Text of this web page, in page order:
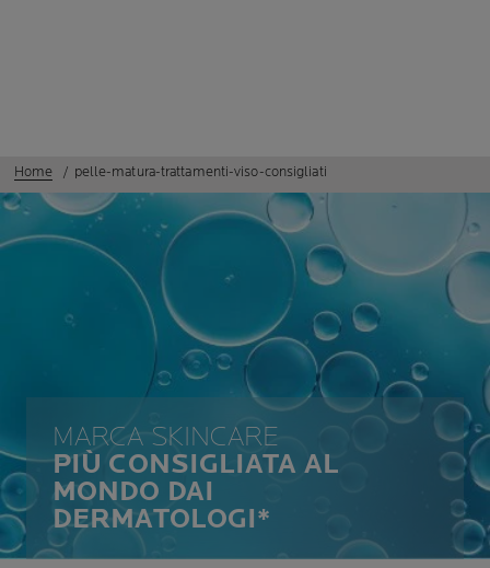
Home pelle-matura-trattamenti-viso-consigliati
MARCA SKINCARE
PIÙ CONSIGLIATA AL
MONDO DAI
DERMATOLOGI*